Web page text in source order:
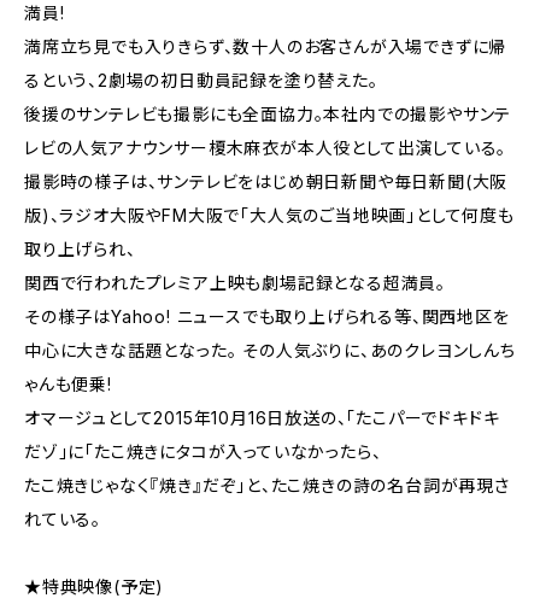
満員!
満席立ち見でも入りきらず、数十人のお客さんが入場できずに帰
るという、2劇場の初日動員記録を塗り替えた。
後援のサンテレビも撮影にも全面協力。本社内での撮影やサンテ
レビの人気アナウンサー榎木麻衣が本人役として出演している。
撮影時の様子は、サンテレビをはじめ朝日新聞や毎日新聞(大阪
版)、ラジオ大阪やFM大阪で「大人気のご当地映画」として何度も
取り上げられ、
関西で行われたプレミア上映も劇場記録となる超満員。
その様子はYahoo! ニュースでも取り上げられる等、関西地区を
中心に大きな話題となった。 その人気ぶりに、あのクレヨンしんち
ゃんも便乗!
オマージュとして2015年10月16日放送の、「たこパーでドキドキ
だゾ」に「たこ焼きにタコが入っていなかったら、
たこ焼きじゃなく『焼き』だぞ」と、たこ焼きの詩の名台詞が再現さ
れている。
★特典映像(予定)